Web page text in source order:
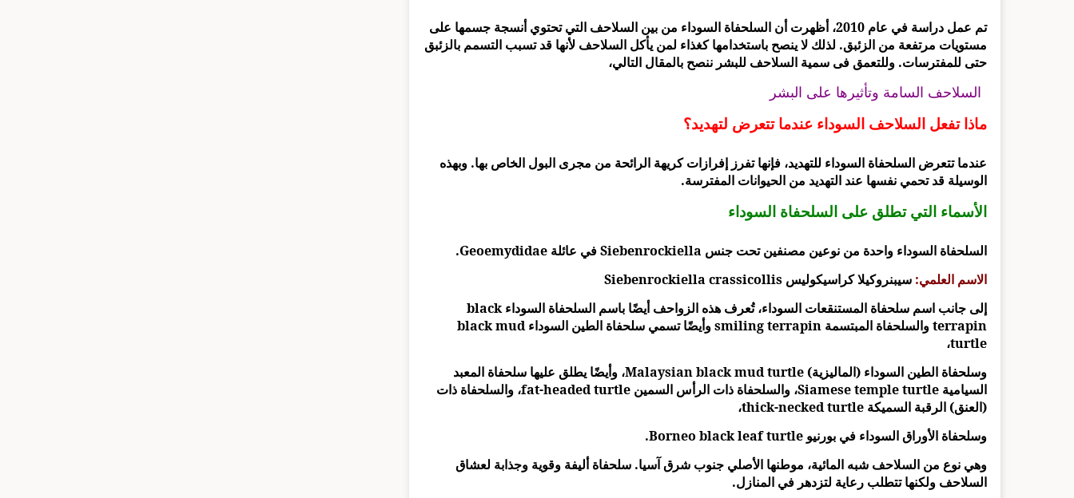
تم عمل دراسة في عام 2010، أظهرت أن السلحفاة السوداء من بين السلاحف التي تحتوي أنسجة جسمها على
مستويات مرتفعة من الزئبق. لذلك لا ينصح باستخدامها كغذاء لمن يأكل السلاحف لأنها قد تسبب التسمم بالزئبق
حتى للمفترسات. وللتعمق فى سمية السلاحف للبشر ننصح بالمقال التالي،
السلاحف السامة وتأثيرها على البشر
ماذا تفعل السلاحف السوداء عندما تتعرض لتهديد؟
عندما تتعرض السلحفاة السوداء للتهديد، فإنها تفرز إفرازات كريهة الرائحة من مجرى البول الخاص بها. وبهذه
الوسيلة قد تحمي نفسها عند التهديد من الحيوانات المفترسة.
الأسماء التي تطلق على السلحفاة السوداء
السلحفاة السوداء واحدة من نوعين مصنفين تحت جنس Siebenrockiella في عائلة Geoemydidae.
الاسم العلمي: سيبنروكيلا كراسيكوليس Siebenrockiella crassicollis
إلى جانب اسم سلحفاة المستنقعات السوداء، تُعرف هذه الزواحف أيضًا باسم السلحفاة السوداء black
terrapin والسلحفاة المبتسمة smiling terrapin وأيضًا تسمي سلحفاة الطين السوداء black mud
turtle،
وسلحفاة الطين السوداء (الماليزية) Malaysian black mud turtle، وأيضًا يطلق عليها سلحفاة المعبد
السيامية Siamese temple turtle، والسلحفاة ذات الرأس السمين fat-headed turtle، والسلحفاة ذات
(العنق) الرقبة السميكة thick-necked turtle،
وسلحفاة الأوراق السوداء في بورنيو Borneo black leaf turtle.
وهي نوع من السلاحف شبه المائية، موطنها الأصلي جنوب شرق آسيا. سلحفاة أليفة وقوية وجذابة لعشاق
السلاحف ولكنها تتطلب رعاية لتزدهر في المنازل.